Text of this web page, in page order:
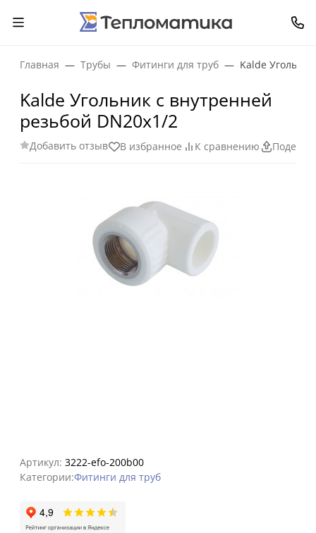
Главная Трубы Фитинги для труб Kalde
Kalde Угольник с внутренней
резьбой DN20x1/2
Добавить отзыв В избранное К сравнению
Артикул: 3222-efo-200b00
Категории:Фитинги для труб